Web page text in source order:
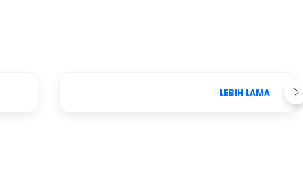
LEBIH LAMA